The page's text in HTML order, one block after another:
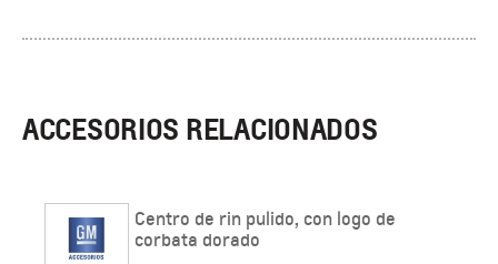
ACCESORIOS RELACIONADOS
Centro de rin pulido, con logo de
corbata dorado